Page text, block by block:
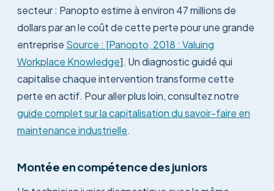
secteur : Panopto estime à environ 47 millions de
dollars par an le coût de cette perte pour une grande
entreprise Source : [Panopto, 2018 : Valuing
Workplace Knowledge]. Un diagnostic guidé qui
capitalise chaque intervention transforme cette
perte en actif. Pour aller plus loin, consultez notre
guide complet sur la capitalisation du savoir-faire en
maintenance industrielle.
Montée en compétence des juniors